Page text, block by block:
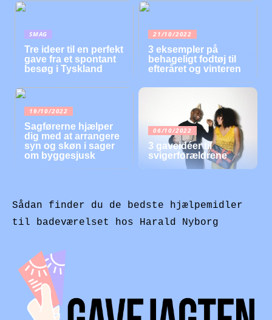
SMAG
Tre ideer til en perfekt
gave fra et spontant
besøg i Tyskland
21/10/2022
3 eksempler på
behageligt fodtøj til
efteråret og vinteren
19/10/2022
Sagførerne hjælper
dig med at arrangere
syn og skøn i sager
om byggesjusk
06/10/2022
3 gaveidéer til
svigerforældrene
Sådan finder du de bedste hjælpemidler
til badeværelset hos Harald Nyborg